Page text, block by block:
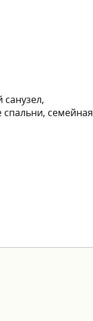
спальни, семейная